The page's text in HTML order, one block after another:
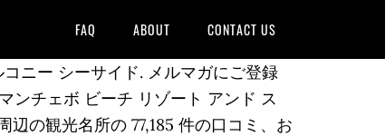
FAQ ABOUT CONTACT US
ニー シーサイド. メルマガにご登録
ンチェボ ビーチ リゾート アンド ス
の観光名所の 77,185 件の口コミ、お